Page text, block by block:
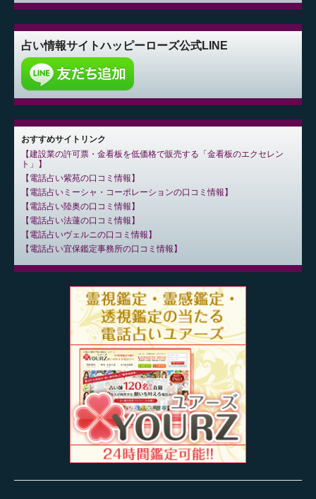
占い情報サイトハッピーローズ公式LINE
おすすめサイトリンク
建設業の許可票・金看板を低価格で販売する「金看板のエクセレン
ト」
電話占い紫苑の口コミ情報
電話占いミーシャ・コーポレーションの口コミ情報
電話占い陸奥の口コミ情報
電話占い法蓮の口コミ情報
電話占いヴェルニの口コミ情報
電話占い宜保鑑定事務所の口コミ情報